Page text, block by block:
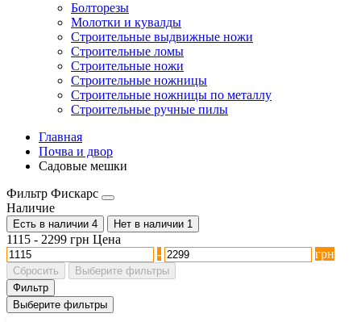
Болторезы
Молотки и кувалды
Строительные выдвижные ножи
Строительные ломы
Строительные ножи
Строительные ножницы
Строительные ножницы по металлу
Строительные ручные пилы
Главная
Почва и двор
Садовые мешки
Фильтр Фискарс
Наличие
Есть в наличии 4 Нет в наличии 1
1115 - 2299 грн Цена
-
грн
Сбросить
Выберите фильтры
Фильтр
Выберите фильтры